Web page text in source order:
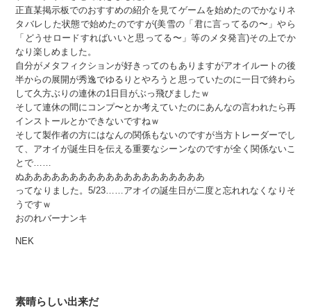
正直某掲示板でのおすすめの紹介を見てゲームを始めたのでかなりネ
タバレした状態で始めたのですが(美雪の「君に言ってるの〜」やら
「どうせロードすればいいと思ってる〜」等のメタ発言)その上でか
なり楽しめました。
自分がメタフィクションが好きってのもありますがアオイルートの後
半からの展開が秀逸でゆるりとやろうと思っていたのに一日で終わら
して久方ぶりの連休の1日目がぶっ飛びましたｗ
そして連休の間にコンプ〜とか考えていたのにあんなの言われたら再
インストールとかできないですねｗ
そして製作者の方にはなんの関係もないのですが当方トレーダーでし
て、アオイが誕生日を伝える重要なシーンなのですが全く関係ないこ
とで……
ぬああああああああああああああああああああ
ってなりました。5/23……アオイの誕生日が二度と忘れれなくなりそ
うですｗ
おのれバーナンキ
NEK
素晴らしい出来だ